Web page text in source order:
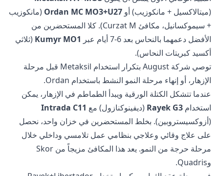
(ميتالاكسيل + مانكوزيب) أو Ordan MC MO3+U27 (مانكوزيب
+ سيموكسانيل، مكافئ Curzat M). كلا المستحضرين من
الأفضل دعمهما بالنحاس بعد 6-7 أيام عبر
Kumyr MO1 (ثلاثي
أكسيد كبريتات النحاس).
توصي شركة August بتكرار استخدام Metaksil قبل مرحلة
الإزهار، أو إنهاء مرحلة النمو النشط باستخدام Ordan.
عندما تتشكل الكتلة الورقية ويبدأ الطماطم في الإزهار، يمكن
استخدام Rayek G3 (ديفينوكنازول) مع Intrada C11
(أزوكسيستروبين). بخلط المستحضرين في خزان واحد، نحصل
على علاج وقائي وعلاجي بنظامي عمل تلامسي وداخلي خلال
مرحلة حرجة من النمو. يعد هذا المكافئ مزيجاً من Skor
وQuadris.